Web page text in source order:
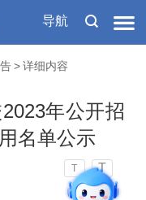
导航
> 详细内容
年公开招
名单公示
T T